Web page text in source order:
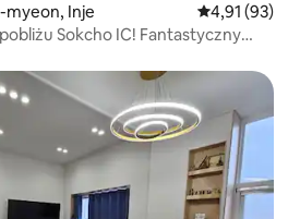
myeon, Inje Średnia
4,91 (93)
Sokcho IC! Fantastyczny
(2)